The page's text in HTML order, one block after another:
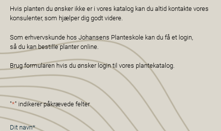
Hvis planten du ønsker ikke er i vores katalog kan du altid kontakte vores
konsulenter, som hjælper dig godt videre.
Som erhvervskunde hos Johansens Planteskole kan du få et login,
så du kan bestille planter online.
Brug formularen hvis du ønsker login til vores plantekatalog.
"*" indikerer påkrævede felter
Navn